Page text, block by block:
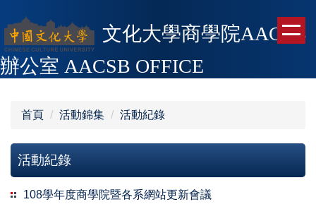
到
主
要
內
文化大學商學院AACSB
辦公室 AACSB OFFICE
首頁 活動錦集 活動紀錄
活動紀錄
108學年度商學院暨各系網站更新會議